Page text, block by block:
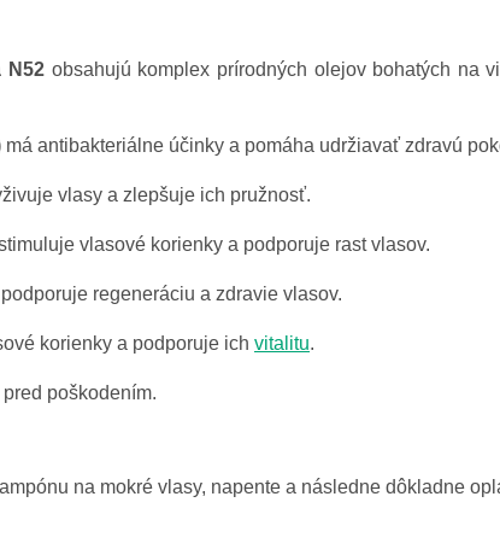
N52obsahujú komplex prírodných olejov bohatých na
má antibakteriálne účinky a pomáha udržiavať zdravú
vlasy a zlepšuje ich pružnosť.
vlasové korienky a podporuje rast vlasov.
podporuje regeneráciu a zdravie vlasov.
korienky a podporuje ich vitalitu.
poškodením.
na mokré vlasy, napente a následne dôkladne